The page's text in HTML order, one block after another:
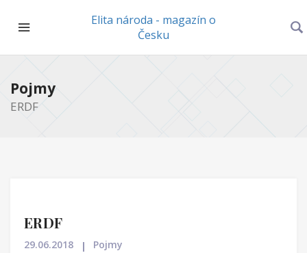
Elita národa - magazín o
Česku
Pojmy
ERDF
ERDF
29.06.2018 Pojmy